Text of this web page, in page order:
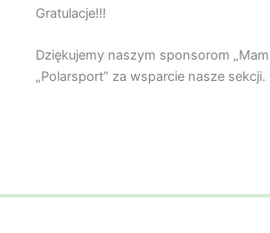
Gratulacje!!!
Dziękujemy naszym sponsorom
„Polarsport” za wsparcie nasze sekcji.